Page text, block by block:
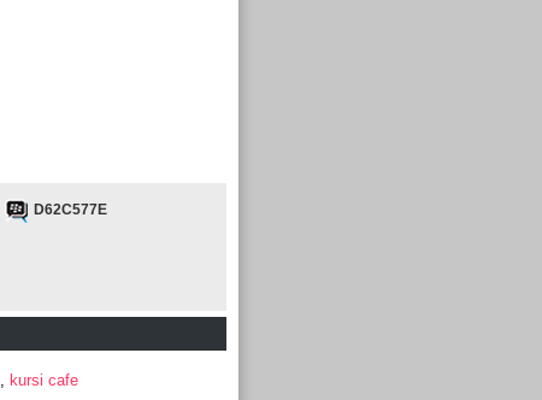
D62C577E
kursi cafe